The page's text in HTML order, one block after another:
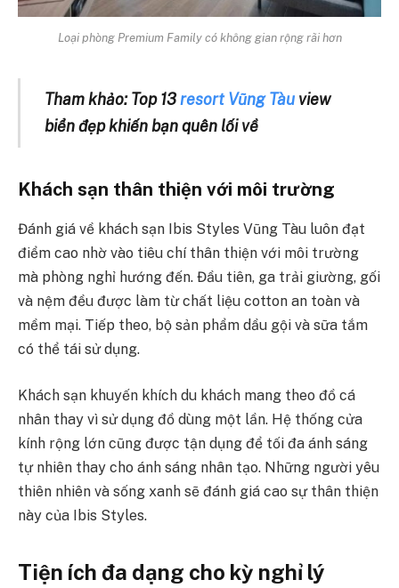
Loại phòng Premium Family có không gian rộng rãi hơn
Tham khảo: Top 13resort Vũng Tàuview
biển đẹp khiến bạn quên lối về
Khách sạn thân thiện với môi trường
Đánh giá về khách sạn Ibis Styles Vũng Tàu luôn đạt
điểm cao nhờ vào tiêu chí thân thiện với môi trường
mà phòng nghỉ hướng đến. Đầu tiên, ga trải giường, gối
và nệm đều được làm từ chất liệu cotton an toàn và
mềm mại. Tiếp theo, bộ sản phẩm dầu gội và sữa tắm
có thể tái sử dụng.
Khách sạn khuyến khích du khách mang theo đồ cá
nhân thay vì sử dụng đồ dùng một lần. Hệ thống cửa
kính rộng lớn cũng được tận dụng để tối đa ánh sáng
tự nhiên thay cho ánh sáng nhân tạo. Những người yêu
thiên nhiên và sống xanh sẽ đánh giá cao sự thân thiện
này của Ibis Styles.
Tiện ích đa dạng cho kỳ nghỉ lý